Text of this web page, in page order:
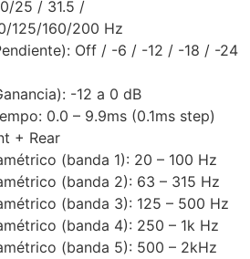
25 / 31.5 /
125/160/200 Hz
Off / -6 / -12 / -18 / -24
-12 a 0 dB
0.0 – 9.9ms (0.1ms step)
+ Rear
(banda 1): 20 – 100 Hz
(banda 2): 63 – 315 Hz
(banda 3): 125 – 500 Hz
(banda 4): 250 – 1k Hz
(banda 5): 500 – 2kHz